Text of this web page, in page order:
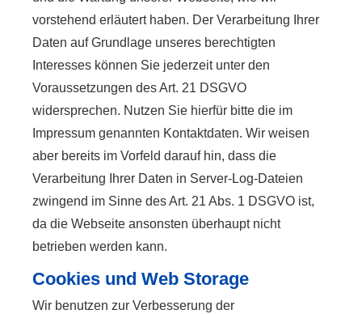
vorstehend erläutert haben. Der Verarbeitung Ihrer
Daten auf Grundlage unseres berechtigten
Interesses können Sie jederzeit unter den
Voraussetzungen des Art. 21 DSGVO
widersprechen. Nutzen Sie hierfür bitte die im
Impressum genannten Kontaktdaten. Wir weisen
aber bereits im Vorfeld darauf hin, dass die
Verarbeitung Ihrer Daten in Server-Log-Dateien
zwingend im Sinne des Art. 21 Abs. 1 DSGVO ist,
da die Webseite ansonsten überhaupt nicht
betrieben werden kann.
Cookies und Web Storage
Wir benutzen zur Verbesserung der